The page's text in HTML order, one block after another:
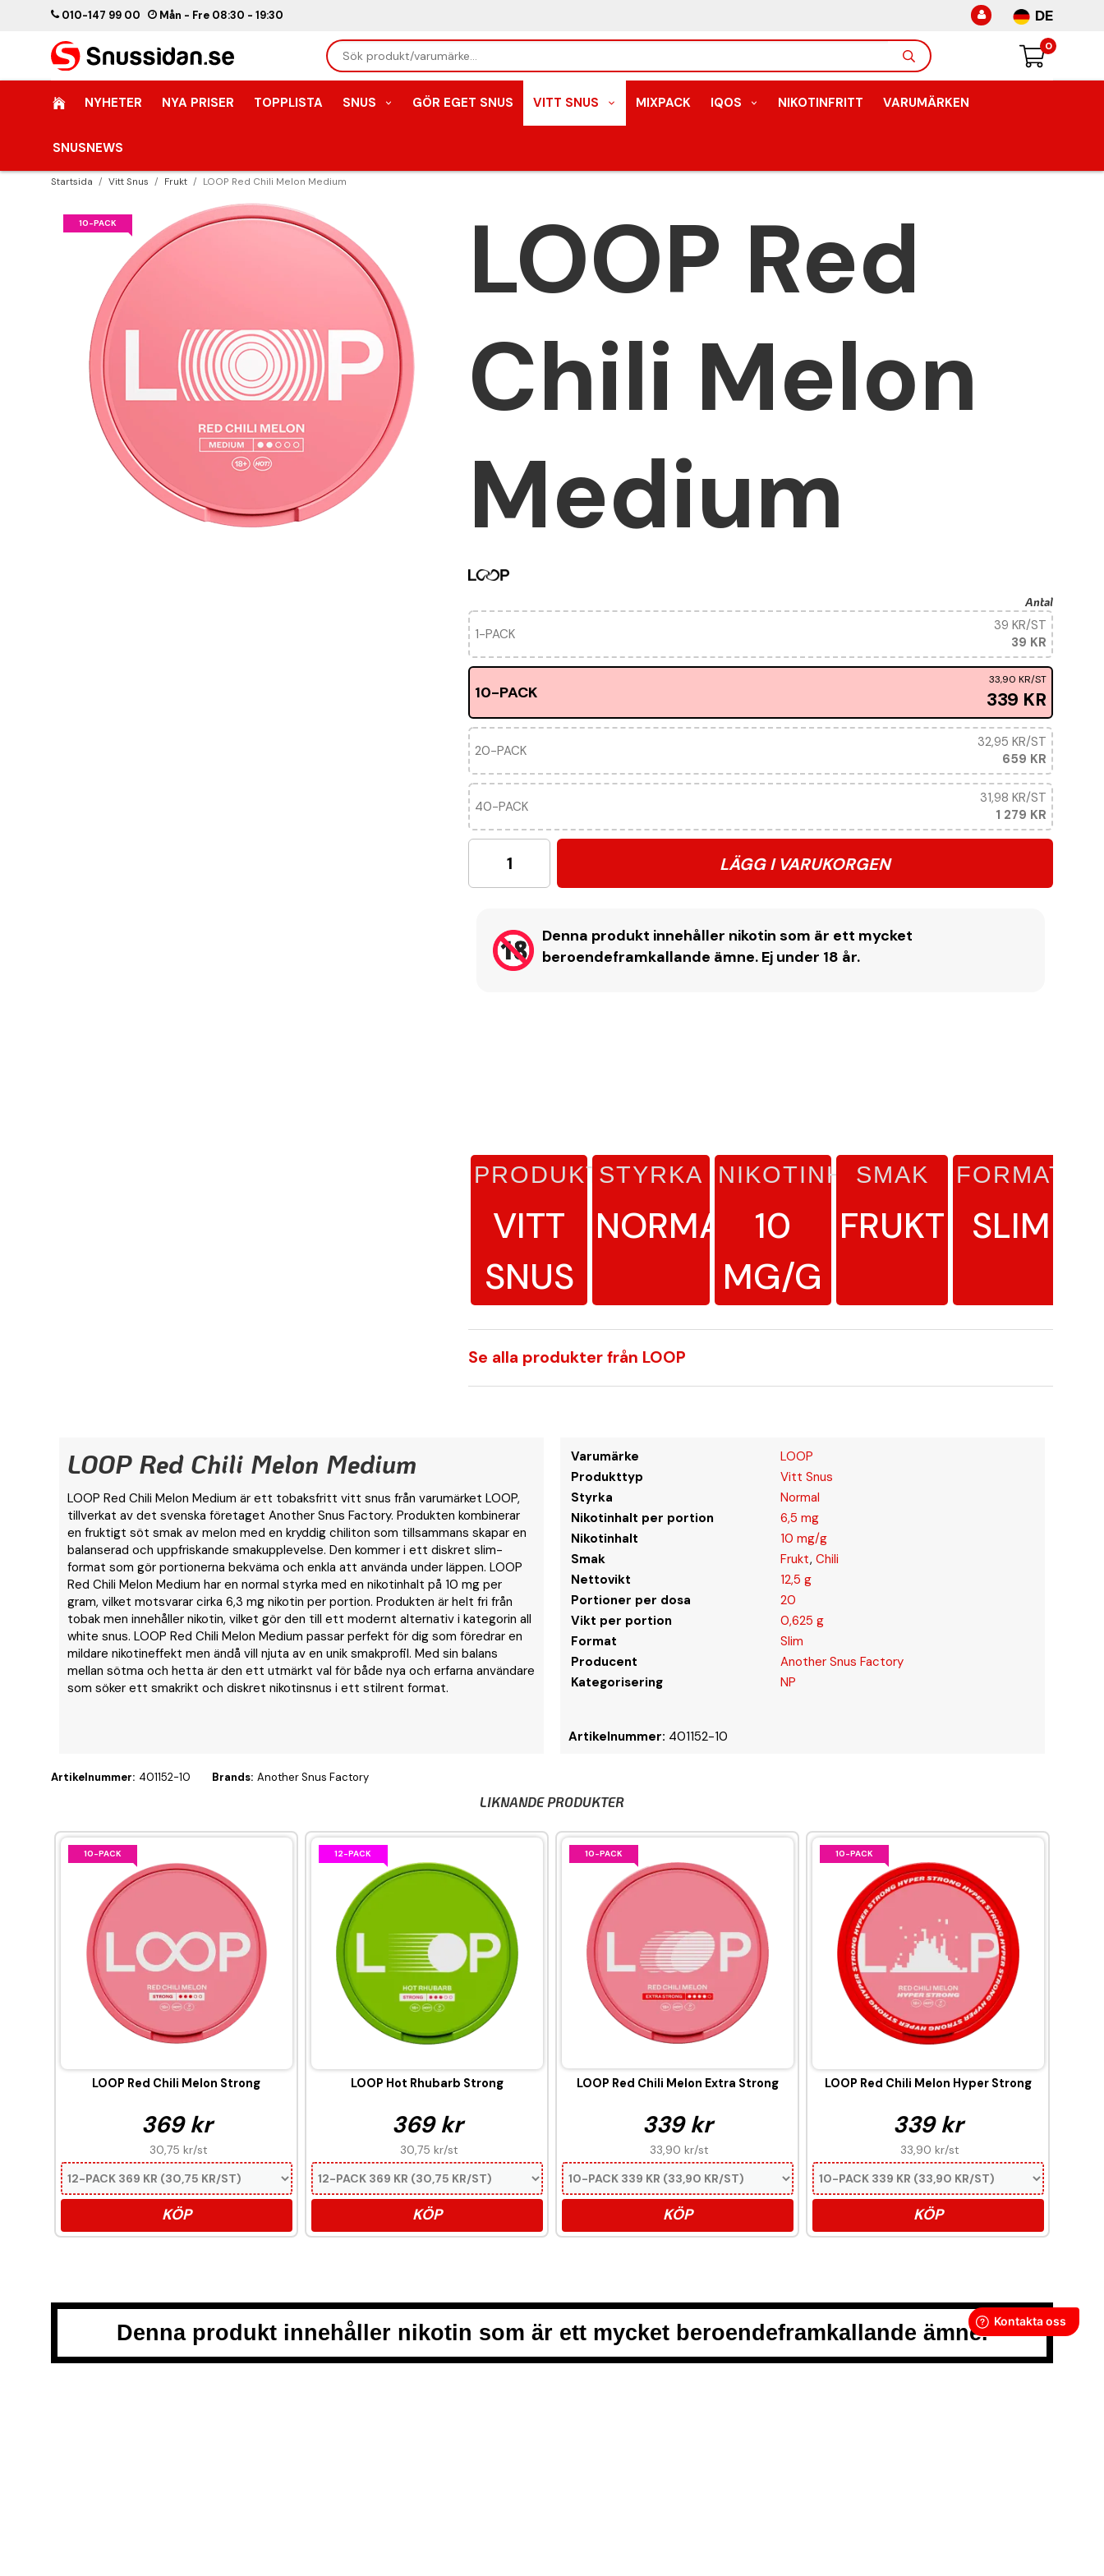
010-147 99 00 Mån - Fre 08:30 - 19:30 DE
0
NYHETER NYA PRISER TOPPLISTA SNUS GÖR EGET SNUS VITT SNUS MIXPACK IQOS NIKOTINFRITT VARUMÄRKEN
SNUSNEWS
Startsida / Vitt Snus / Frukt / LOOP Red Chili Melon Medium
10-PACK
LOOP Red
Chili Melon
Medium
Antal
1-PACK
39 KR
39 KR/ST
10-PACK 339 KR
33,90 KR/ST
20-PACK
659 KR
32,95 KR/ST
40-PACK
1 279 KR
31,98 KR/ST
LÄGG I VARUKORGEN
Denna produkt innehåller nikotin som är ett mycket
beroendeframkallande ämne. Ej under 18 år.
PRODUKTTYP
VITT
SNUS
STYRKA
NORMAL
NIKOTINHALT
10
MG/G
SMAK
FRUKT
FORMAT
SLIM
Se alla produkter från LOOP
LOOP Red Chili Melon Medium
LOOP Red Chili Melon Medium är ett tobaksfritt vitt snus från varumärket LOOP,
tillverkat av det svenska företaget Another Snus Factory. Produkten kombinerar
en fruktigt söt smak av melon med en kryddig chiliton som tillsammans skapar en
balanserad och uppfriskande smakupplevelse. Den kommer i ett diskret slim-
format som gör portionerna bekväma och enkla att använda under läppen. LOOP
Red Chili Melon Medium har en normal styrka med en nikotinhalt på 10 mg per
gram, vilket motsvarar cirka 6,3 mg nikotin per portion. Produkten är helt fri från
tobak men innehåller nikotin, vilket gör den till ett modernt alternativ i kategorin all
white snus. LOOP Red Chili Melon Medium passar perfekt för dig som föredrar en
mildare nikotineffekt men ändå vill njuta av en unik smakprofil. Med sin balans
mellan sötma och hetta är den ett utmärkt val för både nya och erfarna användare
som söker ett smakrikt och diskret nikotinsnus i ett stilrent format.
Varumärke
LOOP
Produkttyp
Vitt Snus
Styrka
Normal
Nikotinhalt per portion
6,5 mg
Nikotinhalt
10 mg/g
Smak
Frukt, Chili
Nettovikt
12,5 g
Portioner per dosa
20
Vikt per portion
0,625 g
Format
Slim
Producent
Another Snus Factory
Kategorisering
NP
Artikelnummer: 401152-10
Artikelnummer: 401152-10 Brands: Another Snus Factory
LIKNANDE PRODUKTER
10-PACK
LOOP Red Chili Melon Strong
369 kr
30,75 kr/st
KÖP
12-PACK
LOOP Hot Rhubarb Strong
369 kr
30,75 kr/st
KÖP
10-PACK
LOOP Red Chili Melon Extra Strong
339 kr
33,90 kr/st
KÖP
10-PACK
LOOP Red Chili Melon Hyper Strong
339 kr
33,90 kr/st
KÖP
Denna produkt innehåller nikotin som är ett mycket beroendeframkallande ämne.